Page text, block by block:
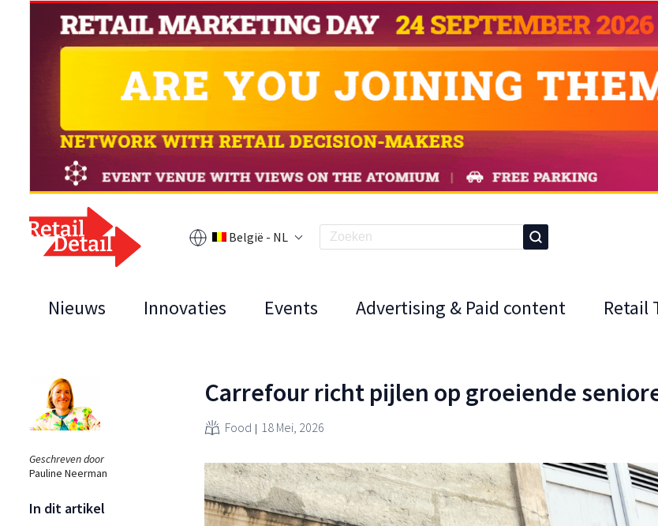
België - NL
Nieuws Innovaties Events Advertising & Paid content Retail
Geschreven door
Pauline Neerman
In dit artikel
Carrefour richt pijlen op groeiende
Food 18 Mei, 2026